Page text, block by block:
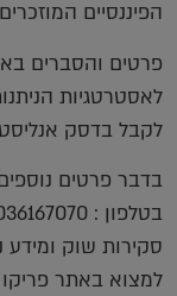
הפיננסיים
פרטים והסברים
לאסטרטגיות
לקבל בדסק
בדבר פרטים
בטלפון : 036167070
סקירות שוק ומידע
למצוא באתר פריקו http://www.prico.com